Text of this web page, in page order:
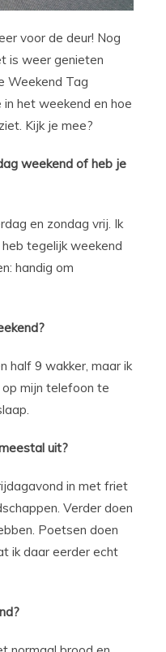
voor de deur! Nog
is weer genieten
Weekend Tag
het weekend en hoe
Kijk je mee?
weekend of heb je
en zondag vrij. Ik
tegelijk weekend
handig om
half 9 wakker, maar ik
mijn telefoon te
uit?
in met friet
Verder doen
Poetsen doen
ik daar eerder echt